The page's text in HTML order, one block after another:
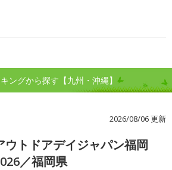
ングから探す【九州・沖縄】
2026/08/06 更新
ウトドアデイジャパン福岡
／福岡県